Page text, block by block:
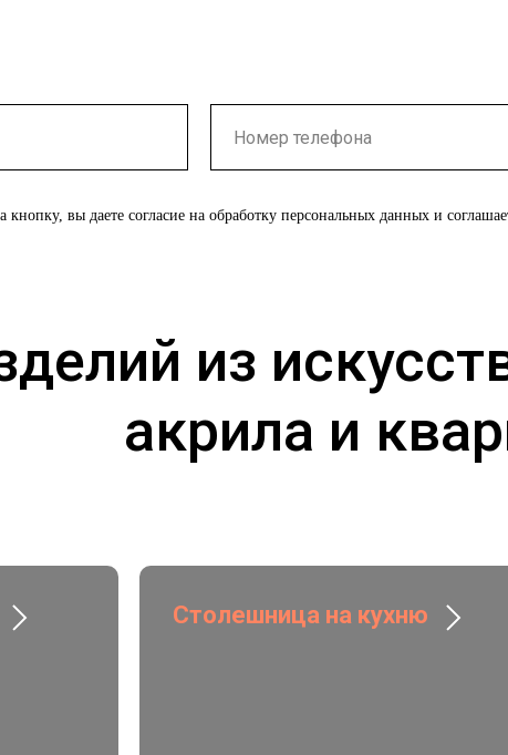
вы даете согласие на обработку персональных данных и
из
акрила и
Столешница на кухню